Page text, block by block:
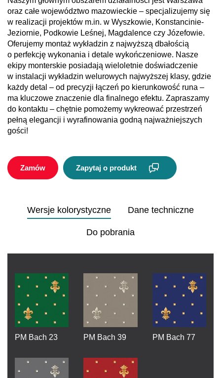
oraz całe województwo mazowieckie – specjalizujemy się
w realizacji projektów m.in. w Wyszkowie, Konstancinie-
Jeziornie, Podkowie Leśnej, Magdalence czy Józefowie.
Oferujemy montaż wykładzin z najwyższą dbałością
o perfekcję wykonania i detale wykończeniowe. Nasze
ekipy monterskie posiadają wieloletnie doświadczenie
w instalacji wykładzin welurowych najwyższej klasy, gdzie
każdy detal – od precyzji łączeń po kierunkowość runa –
ma kluczowe znaczenie dla finalnego efektu. Zapraszamy
do kontaktu – chętnie pomożemy wykreować przestrzeń
pełną elegancji i wyrafinowania godną najważniejszych
gości!
Zamów Zapytaj o produkt
Wersje kolorystyczne Dane techniczne
Do pobrania
PM Bach 23 PM Bach 39 PM Bach 77